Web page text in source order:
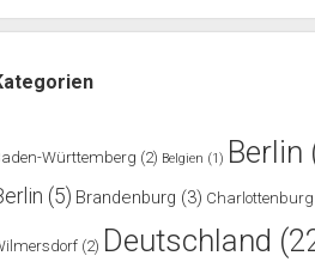
Württemberg (2) Belgien (1) Berlin
(5) Brandenburg (3)
(2) Deutschland